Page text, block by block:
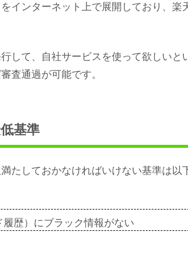
インターネット上で展開しており、楽
して、自社サービスを使って欲しいと
査通過が可能です。
基準
たしておかなければいけない基準は以
歴）にブラック情報がない